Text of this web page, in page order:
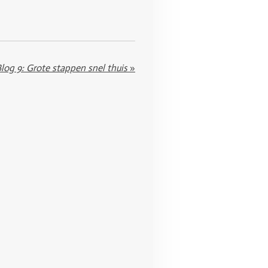
9: Grote stappen snel thuis »